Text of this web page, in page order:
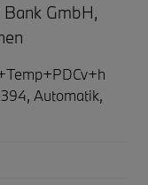
GmbH,
Automatik,